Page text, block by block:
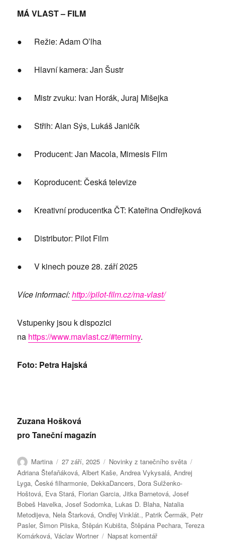
MÁ VLAST – FILM
● Režie: Adam O’lha
● Hlavní kamera: Jan Šustr
● Mistr zvuku: Ivan Horák, Juraj Mišejka
● Střih: Alan Sýs, Lukáš Janičík
● Producent: Jan Macola, Mimesis Film
● Koproducent: Česká televize
● Kreativní producentka ČT: Kateřina Ondřejková
● Distributor: Pilot Film
● V kinech pouze 28. září 2025
Více informací:http://pilot-film.cz/ma-vlast/
Vstupenky jsou k dispozici
na https://www.mavlast.cz/#terminy.
Foto: Petra Hajská
Zuzana Hošková
pro Taneční magazín
Autor:
Martina Publikováno:
27 září, 2025 Rubriky:
Novinky z tanečního světa
Adriana Štefaňáková,Albert Kaše,Andrea Vykysalá,Andrej
Lyga,České filharmonie, DekkaDancers, Dora Sulženko-
Hoštová, Eva Stará, Florian Garcia,Jitka Barnetová,Josef
Bobeš Havelka,Josef Sodomka, Lukas D. Blaha, Natalia
Metodijeva, Nela Štarková,Ondřej Vinklát., Patrik Čermák, Petr
Pasler,Šimon Pliska,Štěpán Kubišta,Štěpána Pechara,Tereza
Komárková,Václav Wortner Napsat komentářpro